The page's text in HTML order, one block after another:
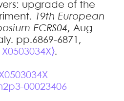
upgrade of the
. 19th European
ECRS04, Aug
pp.6869-6871,
.
00023406